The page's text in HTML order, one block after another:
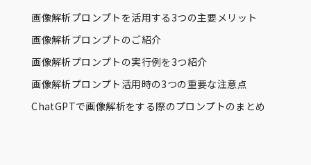
画像解析プロンプトを活用する3つの主要メリット
画像解析プロンプトのご紹介
画像解析プロンプトの実行例を3つ紹介
画像解析プロンプト活用時の3つの重要な注意点
ChatGPTで画像解析をする際のプロンプトのまとめ